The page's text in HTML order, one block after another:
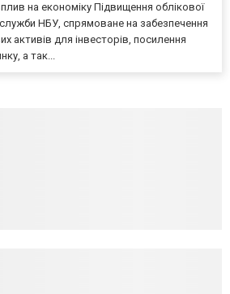
на економіку Підвищення облікової
НБУ, спрямоване на забезпечення
активів для інвесторів, посилення
а так...